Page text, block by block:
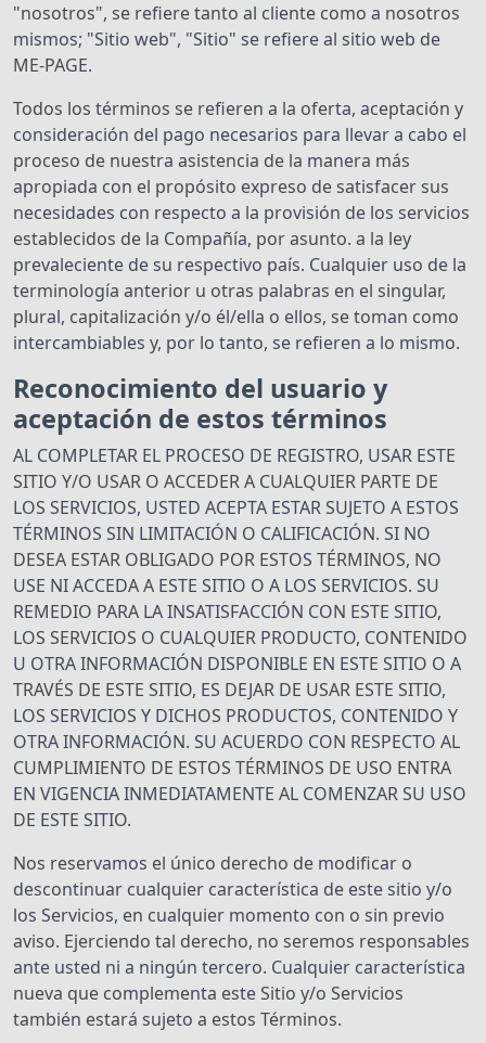
"nosotros", se refiere tanto al cliente como a nosotros
mismos; "Sitio web", "Sitio" se refiere al sitio web de
ME-PAGE.
Todos los términos se refieren a la oferta, aceptación y
consideración del pago necesarios para llevar a cabo el
proceso de nuestra asistencia de la manera más
apropiada con el propósito expreso de satisfacer sus
necesidades con respecto a la provisión de los servicios
establecidos de la Compañía, por asunto. a la ley
prevaleciente de su respectivo país. Cualquier uso de la
terminología anterior u otras palabras en el singular,
plural, capitalización y/o él/ella o ellos, se toman como
intercambiables y, por lo tanto, se refieren a lo mismo.
Reconocimiento del usuario y
aceptación de estos términos
AL COMPLETAR EL PROCESO DE REGISTRO, USAR ESTE
SITIO Y/O USAR O ACCEDER A CUALQUIER PARTE DE
LOS SERVICIOS, USTED ACEPTA ESTAR SUJETO A ESTOS
TÉRMINOS SIN LIMITACIÓN O CALIFICACIÓN. SI NO
DESEA ESTAR OBLIGADO POR ESTOS TÉRMINOS, NO
USE NI ACCEDA A ESTE SITIO O A LOS SERVICIOS. SU
REMEDIO PARA LA INSATISFACCIÓN CON ESTE SITIO,
LOS SERVICIOS O CUALQUIER PRODUCTO, CONTENIDO
U OTRA INFORMACIÓN DISPONIBLE EN ESTE SITIO O A
TRAVÉS DE ESTE SITIO, ES DEJAR DE USAR ESTE SITIO,
LOS SERVICIOS Y DICHOS PRODUCTOS, CONTENIDO Y
OTRA INFORMACIÓN. SU ACUERDO CON RESPECTO AL
CUMPLIMIENTO DE ESTOS TÉRMINOS DE USO ENTRA
EN VIGENCIA INMEDIATAMENTE AL COMENZAR SU USO
DE ESTE SITIO.
Nos reservamos el único derecho de modificar o
descontinuar cualquier característica de este sitio y/o
los Servicios, en cualquier momento con o sin previo
aviso. Ejerciendo tal derecho, no seremos responsables
ante usted ni a ningún tercero. Cualquier característica
nueva que complementa este Sitio y/o Servicios
también estará sujeto a estos Términos.